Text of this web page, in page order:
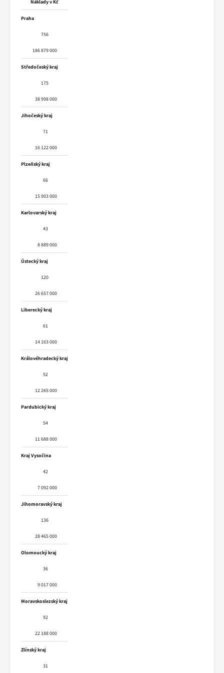
Náklady v Kč
Praha
756
186 879 000
Středočeský kraj
175
38 998 000
Jihočeský kraj
71
16 122 000
Plzeňský kraj
66
15 903 000
Karlovarský kraj
43
8 889 000
Ústecký kraj
120
26 657 000
Liberecký kraj
61
14 163 000
Královéhradecký kraj
52
12 265 000
Pardubický kraj
54
11 688 000
Kraj Vysočina
42
7 092 000
Jihomoravský kraj
136
28 465 000
Olomoucký kraj
36
9 017 000
Moravskoslezský kraj
92
22 188 000
Zlínský kraj
31